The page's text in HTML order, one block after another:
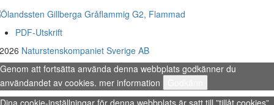
PDF-Utskrift
Naturstenskompaniet Sverige AB
Genom att fortsätta använda denna webbplats godkänner du
användandet av cookies. mer information
Dina cookie-inställningar för denna webbplats är satt till ”tillåt cookies”